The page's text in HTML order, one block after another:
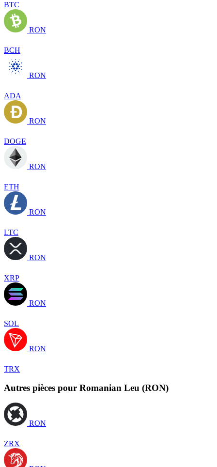
BTC
RON
BCH
RON
ADA
RON
DOGE
RON
ETH
RON
LTC
RON
XRP
RON
SOL
RON
TRX
Autres pièces pour Romanian Leu (RON)
RON
ZRX